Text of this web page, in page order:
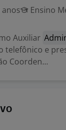
anos
Ensino
Auxiliar
telefônico e
Coorden...